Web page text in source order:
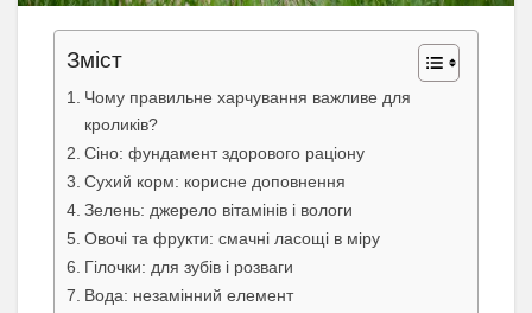
Зміст
Чому правильне харчування важливе для
кроликів?
Сіно: фундамент здорового раціону
Сухий корм: корисне доповнення
Зелень: джерело вітамінів і вологи
Овочі та фрукти: смачні ласощі в міру
Гілочки: для зубів і розваги
Вода: незамінний елемент